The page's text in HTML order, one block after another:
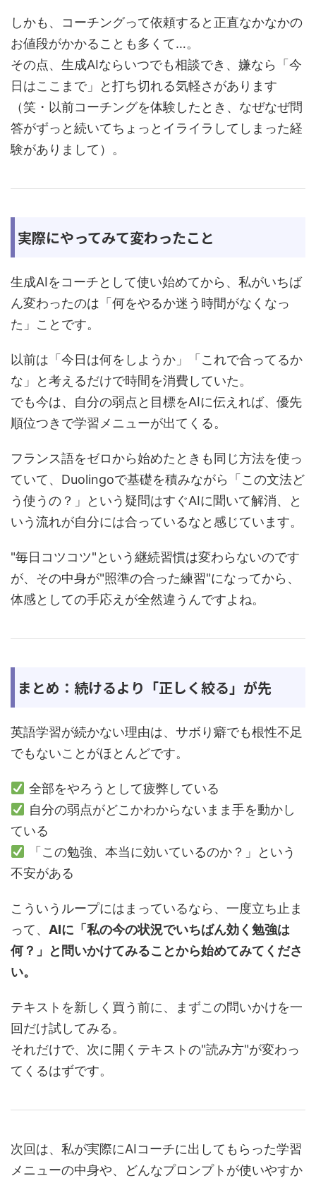
しかも、コーチングって依頼すると正直なかなかの
お値段がかかることも多くて…。
その点、生成AIならいつでも相談でき、嫌なら「今
日はここまで」と打ち切れる気軽さがあります
（笑・以前コーチングを体験したとき、なぜなぜ問
答がずっと続いてちょっとイライラしてしまった経
験がありまして）。
実際にやってみて変わったこと
生成AIをコーチとして使い始めてから、私がいちば
ん変わったのは「何をやるか迷う時間がなくなっ
た」ことです。
以前は「今日は何をしようか」「これで合ってるか
な」と考えるだけで時間を消費していた。
でも今は、自分の弱点と目標をAIに伝えれば、優先
順位つきで学習メニューが出てくる。
フランス語をゼロから始めたときも同じ方法を使っ
ていて、Duolingoで基礎を積みながら「この文法ど
う使うの？」という疑問はすぐAIに聞いて解消、と
いう流れが自分には合っているなと感じています。
"毎日コツコツ"という継続習慣は変わらないのです
が、その中身が"照準の合った練習"になってから、
体感としての手応えが全然違うんですよね。
まとめ：続けるより「正しく絞る」が先
英語学習が続かない理由は、サボり癖でも根性不足
でもないことがほとんどです。
全部をやろうとして疲弊している
自分の弱点がどこかわからないまま手を動かし
ている
「この勉強、本当に効いているのか？」という
不安がある
こういうループにはまっているなら、一度立ち止ま
って、 AIに「私の今の状況でいちばん効く勉強は
何？」と問いかけてみることから始めてみてくださ
い。
テキストを新しく買う前に、まずこの問いかけを一
回だけ試してみる。
それだけで、次に開くテキストの"読み方"が変わっ
てくるはずです。
次回は、私が実際にAIコーチに出してもらった学習
メニューの中身や、どんなプロンプトが使いやすか